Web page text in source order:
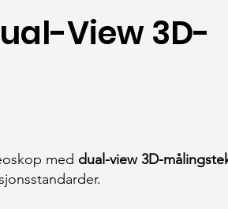
View 3D-
med dual-view 3D-